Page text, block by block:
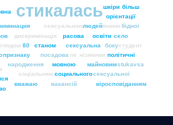
стикалась
сексуальною
расова
дискримiнацiя
сексуальна
станом
людей
освіти
нізякими
посадова
признаку
шкіри
якими
боку
майновим
мовною
народження
орієнтації
політичні
сексуальної
село
социального
соціальним
студент
80
ne
stukavsa
бiльш
бідноі
вiросповiданням
вакансій
вважаю